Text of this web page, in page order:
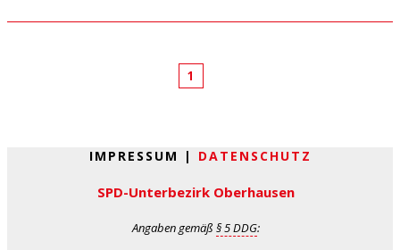
1
IMPRESSUM | DATENSCHUTZ
SPD-Unterbezirk Oberhausen
Angaben gemäß § 5 DDG: